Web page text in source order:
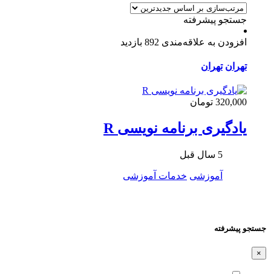
جستجو پیشرفته
افزودن به علاقه‌مندی 892 بازدید
تهران تهران
320,000 تومان
یادگیری برنامه نویسی R
5 سال قبل
آموزشی خدمات آموزشی
جستجو پیشرفته
×